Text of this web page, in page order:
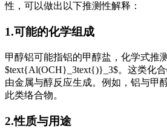
性，可以做出以下推测性解释：
1.可能的化学组成
甲醇铝可能指铝的甲醇盐，化学式推
$text{Al(OCH}_3text{)}_3$。这类化
由金属与醇反应生成。例如，铝与甲
此类络合物。
2.性质与用途